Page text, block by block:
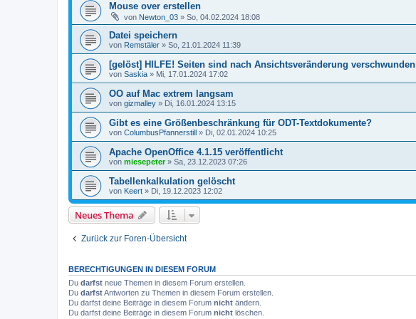
Mouse over erstellen
von Newton_03 » So, 04.02.2024 18:08
Datei speichern
von Remstäler » So, 21.01.2024 11:39
[gelöst] HILFE! Seiten sind nach Ansichtsveränderung verschwunden
von Saskia » Mi, 17.01.2024 17:02
OO auf Mac extrem langsam
von gizmalley » Di, 16.01.2024 13:15
Gibt es eine Größenbeschränkung für ODT-Textdokumente?
von ColumbusPfannerstill » Di, 02.01.2024 10:25
Apache OpenOffice 4.1.15 veröffentlicht
von miesepeter» Sa, 23.12.2023 07:26
Tabellenkalkulation gelöscht
von Keert » Di, 19.12.2023 12:02
Neues Thema
Zurück zur Foren-Übersicht
BERECHTIGUNGEN IN DIESEM FORUM
Du darfst neue Themen in diesem Forum erstellen.
Du darfstAntworten zu Themen in diesem Forum erstellen.
Du darfst deine Beiträge in diesem Forum nicht ändern.
Du darfst deine Beiträge in diesem Forum nicht löschen.